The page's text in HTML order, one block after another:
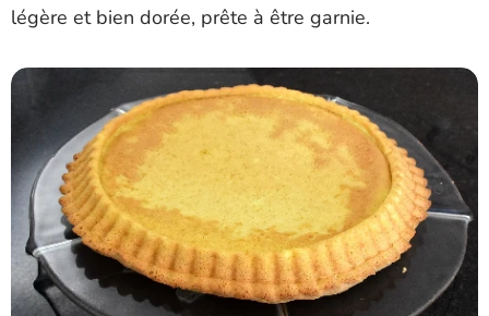
légère et bien dorée, prête à être garnie.